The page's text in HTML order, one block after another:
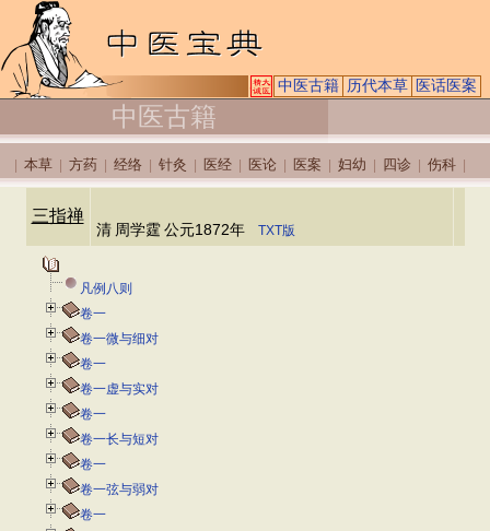
中医古籍 历代本草 医话医案
中医古籍
本草 方药 经络 针灸 医经 医论 医案 妇幼 四诊 伤科
三指禅
清 周学霆 公元1872年 TXT版
凡例八则
卷一
卷一微与细对
卷一
卷一虚与实对
卷一
卷一长与短对
卷一
卷一弦与弱对
卷一